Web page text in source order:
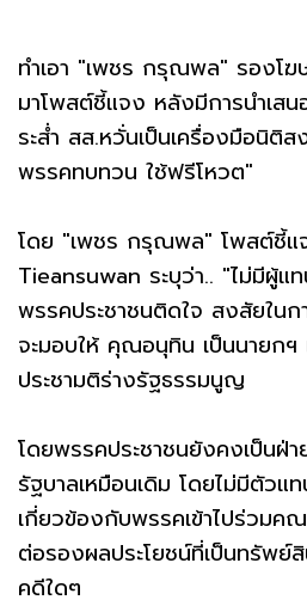
ทำเอา "เพชร กรุณพล" รองโ
มาโพสต์ชี้แจง หลังมีการนำเส
ระส่ำ สส.หวั่นเป็นเครื่องมือนิติ
พรรคทบทวน ใช้ฟรีโหวต"
โดย "เพชร กรุณพล" โพสต์ชี้แ
Tieansuwan ระบุว่า.. "ไม่มีผู้แ
พรรคประชาชนติดใจ สงสัยใน
จะมอบให้ คุณอนุทิน เป็นนายกฯ
ประชามติร่างรัฐธรรมนูญ
โดยพรรคประชาชนยังคงเป็นฝ่
รัฐบาลเหมือนเดิม โดยไม่มีตัวแ
เกี่ยวข้องกับพรรคเข้าไปร่วมค
ต่อรองผลประโยชน์ที่เป็นทรัพย์
คดีใดๆ